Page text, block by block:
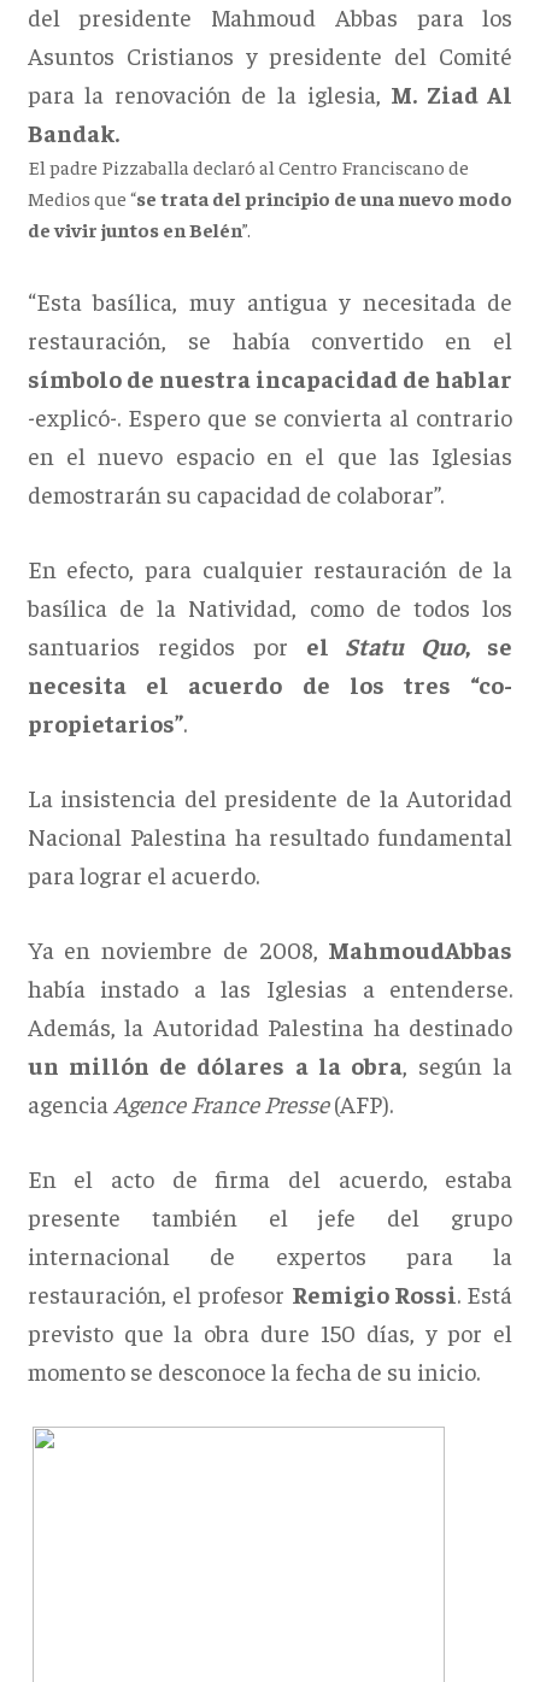
del presidente Mahmoud Abbas para los
Asuntos Cristianos y presidente del Comité
para la renovación de la iglesia, M. Ziad Al
Bandak.
El padre Pizzaballa declaró al Centro Franciscano de
Medios que “se trata del principio de una nuevo modo
de vivir juntos en Belén”.
“Esta basílica, muy antigua y necesitada de
restauración, se había convertido en el
símbolo de nuestra incapacidad de hablar
-explicó-. Espero que se convierta al contrario
en el nuevo espacio en el que las Iglesias
demostrarán su capacidad de colaborar”.
En efecto, para cualquier restauración de la
basílica de la Natividad, como de todos los
santuarios regidos por el Statu Quo, se
necesita el acuerdo de los tres “co-
propietarios”.
La insistencia del presidente de la Autoridad
Nacional Palestina ha resultado fundamental
para lograr el acuerdo.
Ya en noviembre de 2008, MahmoudAbbas
había instado a las Iglesias a entenderse.
Además, la Autoridad Palestina ha destinado
un millón de dólares a la obra, según la
agencia Agence France Presse(AFP).
En el acto de firma del acuerdo, estaba
presente también el jefe del grupo
internacional de expertos para la
restauración, el profesor Remigio Rossi. Está
previsto que la obra dure 150 días, y por el
momento se desconoce la fecha de su inicio.